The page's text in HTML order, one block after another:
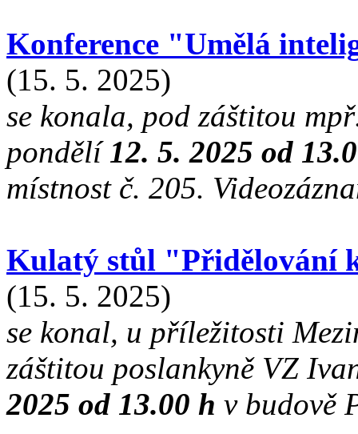
Konference "Umělá
(15. 5. 2025)
se konala, pod záštitou
pondělí12. 5. 2025 od
místnost č. 205.
Kulatý stůl "Přidělování
(15. 5. 2025)
se konal, u příležitosti
záštitou poslankyně VZ
2025 od 13.00 h v budově